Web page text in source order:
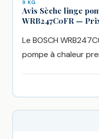
9 KG
Avis Sèche linge
WRB247C0FR —
Le BOSCH
pompe à chaleur